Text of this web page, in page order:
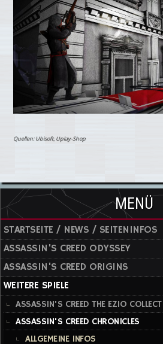
Quellen: Ubisoft, Uplay-Shop
MENÜ
STARTSEITE / NEWS / SEITENINFOS
ASSASSIN'S CREED ODYSSEY
ASSASSIN'S CREED ORIGINS
WEITERE SPIELE
ASSASSIN'S CREED THE EZIO
ASSASSIN'S CREED CHRONICLES
ALLGEMEINE INFOS